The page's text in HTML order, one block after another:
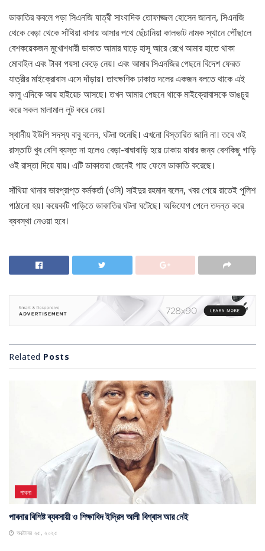
ডাকাতির কবলে পড়া সিএনজি যাত্রী সাংবাদিক তোফাজ্জল হোসেন জানান, সিএনজি
থেকে বেড়া থেকে সাঁথিয়া বাসায় আসার পথে ছেঁচানিয়া কালভাট নামক স্থানে পৌঁছালে
বেশকয়েকজন মুখোশধারী ডাকাত আমার ঘাড়ে হাসু আরে রেখে আমার হাতে থাকা
মোবাইল এবং টাকা পয়সা কেড়ে নেয়। এবং আমার সিএনজির পেছনে বিদেশ ফেরত
যাত্রীর মাইক্রোবাস এসে দাঁড়ায়। তাৎক্ষণিক ঢাকাত দলের একজন বলতে থাকে এই
কালু এদিকে আয় হাইয়েচ আসছে। তখন আমার পেছনে থাকে মাইক্রোবাসকে ভাঙচুর
করে সকল মালামাল লুট করে নেয়।
স্থানীয় ইউপি সদস্য বাবু বলেন, ঘটনা শুনেছি। এখনো বিস্তারিত জানি না। তবে ওই
রাস্তাটি খুব বেশি ব্যস্ত না হলেও বেড়া-বাঘাবাড়ি হয়ে ঢাকায় যাবার জন্য বেশকিছু গাড়ি
ওই রাস্তা দিয়ে যায়। এটি ডাকাতরা জেনেই গাছ ফেলে ডাকাতি করেছে।
সাঁথিয়া থানার ভারপ্রাপ্ত কর্মকর্তা (ওসি) সাইদুর রহমান বলেন, খবর পেয়ে রাতেই পুলিশ
পাঠানো হয়। কয়েকটি গাড়িতে ডাকাতির ঘটনা ঘটেছে। অভিযোগ পেলে তদন্ত করে
ব্যবস্থা নেওয়া হবে।
Related Posts
পাবনা
পাবনার বিশিষ্ট ব্যবসায়ী ও শিক্ষাবিদ ইদ্রিস আলী বিশ্বাস আর নেই
অক্টোবর ২৫, ২০২৫